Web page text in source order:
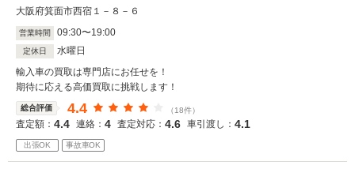
大阪府箕面市西宿１－８－６
営業時間 09:30〜19:00
定休日
水曜日
輸入車の買取は専門店にお任せを！
期待に応える高価買取に挑戦します！
総合評価 4.4 （18件）
査定額： 4.4 連絡： 4 査定対応： 4.6 車引渡し： 4.1
出張OK 事故車OK